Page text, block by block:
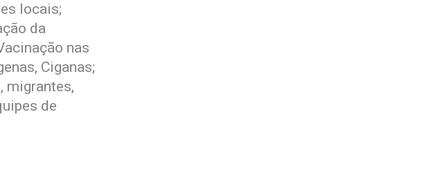
locais;
da
nas
Ciganas;
migrantes,
de